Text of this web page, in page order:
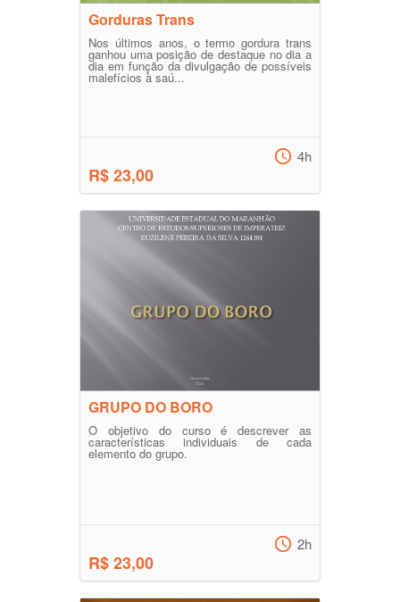
Gorduras Trans
Nos últimos anos, o termo gordura trans
ganhou uma posição de destaque no dia a
dia em função da divulgação de possíveis
malefícios à saú...
R$ 23,00
4h
GRUPO DO BORO
O objetivo do curso é descrever as
características individuais de cada
elemento do grupo.
R$ 23,00
2h